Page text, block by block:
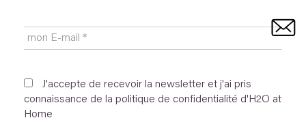
Oui, ajoutez-moi à votre liste de diffusion.
J'accepte de recevoir la newsletter et j'ai pris
connaissance de la politique de confidentialité d'H2O at
Home